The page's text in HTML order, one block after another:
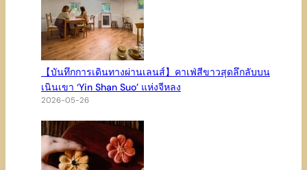
【บันทึกการเดินทางผ่านเลนส์】คาเฟ่สีขาวสุดลึกลับบน
เนินเขา ‘Yin Shan Suo’ แห่งจีหลง
2026-05-26